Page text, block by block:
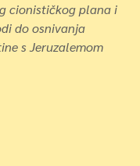
cionističkog plana i
do osnivanja
s Jeruzalemom